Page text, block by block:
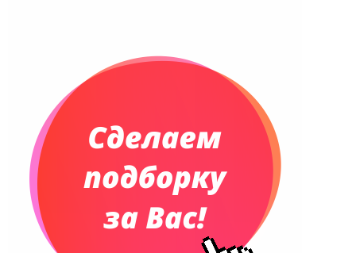
Планинги недатированные
Телефонные книжки
Сумки и Рюкзаки
Сумки для планшетов и ноутбуков
Рюкзаки
Конференц-сумки
Сумки для покупок промо
Несессеры и косметички